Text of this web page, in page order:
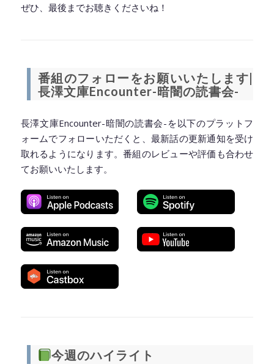
ぜひ、最後までお聴きくださいね！
番組のフォローをお願いいたします|
長澤文庫Encounter-暗闇の読書会-
長澤文庫Encounter-暗闇の読書会-を以下のプラットフ
ォームでフォローいただくと、最新話の更新通知を受け
取れるようになります。番組のレビューや評価も合わせ
てお願いいたします。
今週のハイライト